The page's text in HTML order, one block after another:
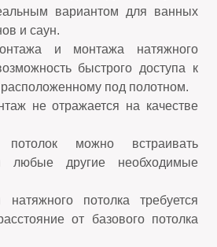
вариантом для ванных
и саун.
и монтажа натяжного
быстрого доступа к
под полотном.
не отражается на качестве
можно встраивать
любые другие необходимые
натяжного потолка требуется
от базового потолка